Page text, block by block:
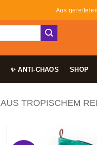
Aus
✨ ANTI-CHAOS SHOP
AUS TROPISCHEM